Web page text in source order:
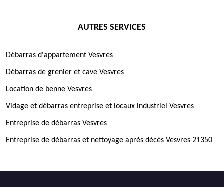
AUTRES SERVICES
Débarras d'appartement Vesvres
Débarras de grenier et cave Vesvres
Location de benne Vesvres
Vidage et débarras entreprise et locaux industriel Vesvres
Entreprise de débarras Vesvres
Entreprise de débarras et nettoyage après décès Vesvres 21350